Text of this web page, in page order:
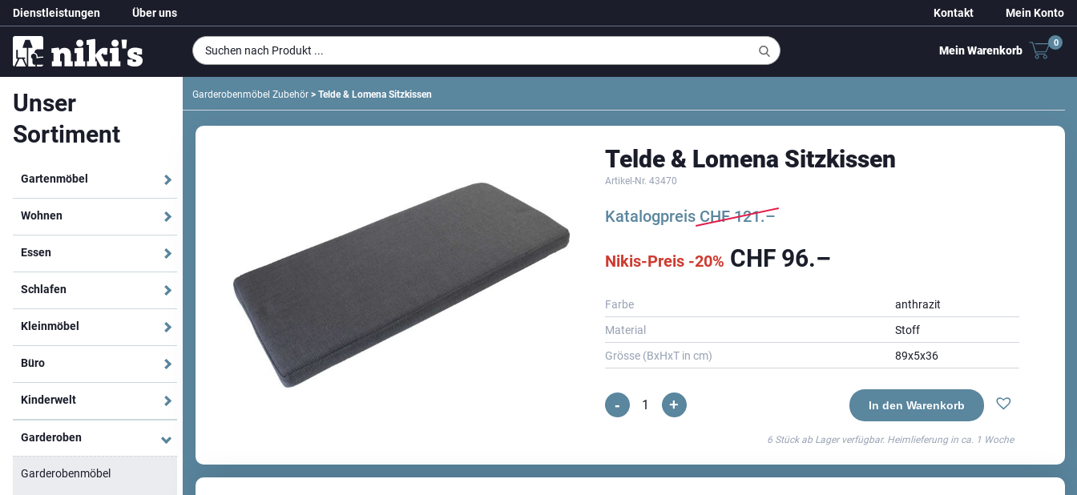
Dienstleistungen Über uns Kontakt Mein Konto
Mein Warenkorb
0
Unser
Sortiment
Gartenmöbel
Wohnen
Essen
Schlafen
Kleinmöbel
Büro
Kinderwelt
Garderoben
Garderobenmöbel
Garderobenmöbel Zubehör > Telde & Lomena Sitzkissen
Telde & Lomena Sitzkissen
Artikel-Nr. 43470
Katalogpreis CHF121.–
Nikis-Preis -20% CHF96.–
Farbe
anthrazit
Material
Stoff
Grösse (BxHxT in cm)
89x5x36
-
Telde
Sitzkissen
Menge
+ In den Warenkorb
6 Stück ab Lager verfügbar. Heimlieferung in ca. 1 Woche